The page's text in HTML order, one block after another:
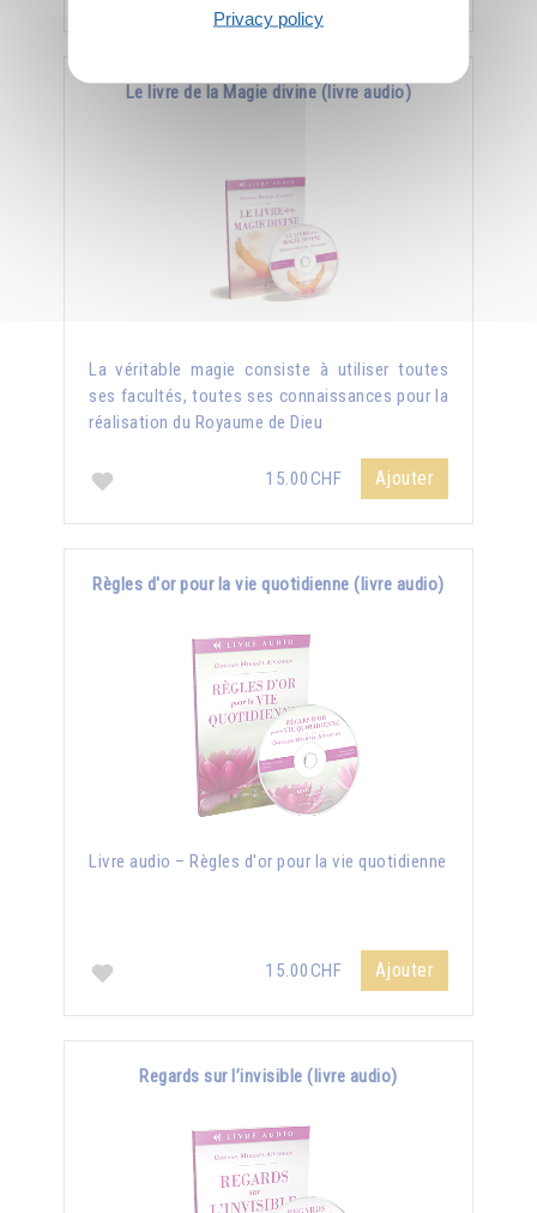
Le livre de la Magie divine (livre audio)
La véritable magie consiste à utiliser toutes
ses facultés, toutes ses connaissances pour la
réalisation du Royaume de Dieu
15.00CHF Ajouter
Règles d'or pour la vie quotidienne (livre audio)
Livre audio – Règles d'or pour la vie quotidienne
15.00CHF Ajouter
Regards sur l’invisible (livre audio)
Privacy policy